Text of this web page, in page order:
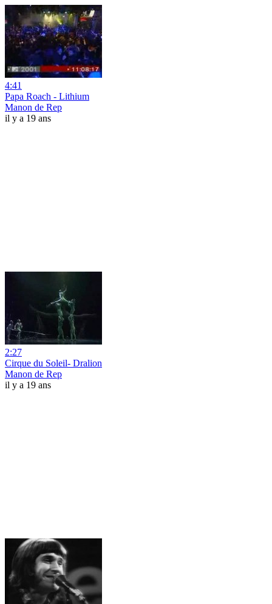
4:41
Papa Roach - Lithium
Manon de Rep
il y a 19 ans
2:27
Cirque du Soleil- Dralion
Manon de Rep
il y a 19 ans